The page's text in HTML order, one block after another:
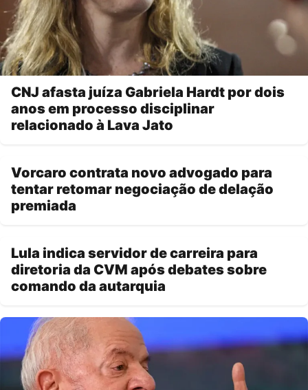
CNJ afasta juíza Gabriela Hardt por dois
anos em processo disciplinar
relacionado à Lava Jato
Vorcaro contrata novo advogado para
tentar retomar negociação de delação
premiada
Lula indica servidor de carreira para
diretoria da CVM após debates sobre
comando da autarquia